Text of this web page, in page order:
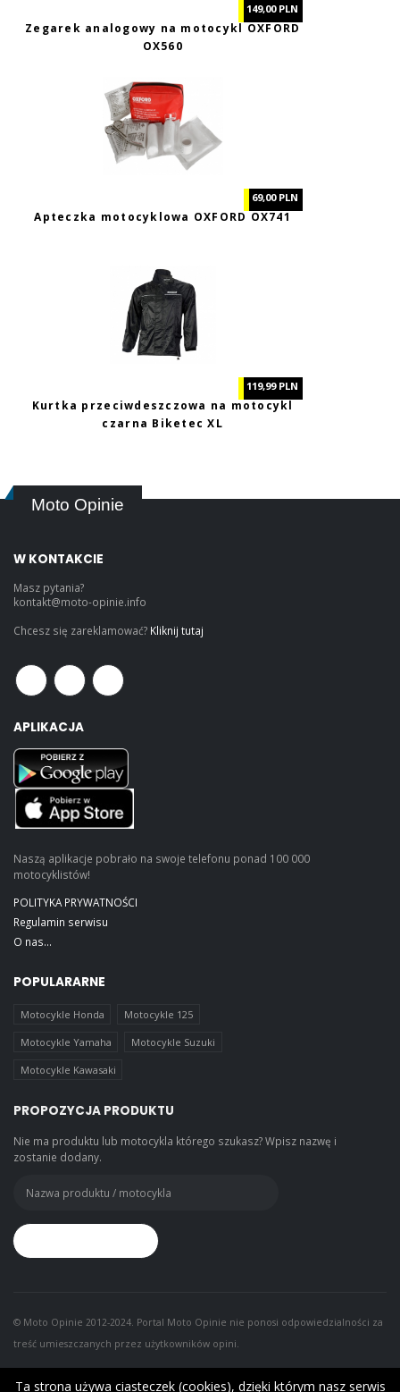
149,00 PLN
Zegarek analogowy na motocykl OXFORD
OX560
69,00 PLN
Apteczka motocyklowa OXFORD OX741
119,99 PLN
Kurtka przeciwdeszczowa na motocykl
czarna Biketec XL
Moto Opinie
W KONTAKCIE
Masz pytania?
kontakt@moto-opinie.info
Chcesz się zareklamować? Kliknij tutaj
APLIKACJA
Naszą aplikacje pobrało na swoje telefonu ponad 100 000
motocyklistów!
POLITYKA PRYWATNOŚCI
Regulamin serwisu
O nas...
POPULARARNE
Motocykle Honda Motocykle 125
Motocykle Yamaha Motocykle Suzuki
Motocykle Kawasaki
PROPOZYCJA PRODUKTU
Nie ma produktu lub motocykla którego szukasz? Wpisz nazwę i
zostanie dodany.
© Moto Opinie 2012-2024. Portal Moto Opinie nie ponosi odpowiedzialności za
treść umieszczanych przez użytkowników opini.
Ta strona używa ciasteczek (cookies), dzięki którym nasz serwis